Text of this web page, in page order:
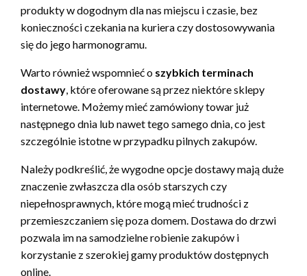
produkty w dogodnym dla nas miejscu i czasie, bez
konieczności czekania na kuriera czy dostosowywania
się do jego harmonogramu.
Warto również wspomnieć o szybkich terminach
dostawy, które oferowane są przez niektóre sklepy
internetowe. Możemy mieć zamówiony towar już
następnego dnia lub nawet tego samego dnia, co jest
szczególnie istotne w przypadku pilnych zakupów.
Należy podkreślić, że wygodne opcje dostawy mają duże
znaczenie zwłaszcza dla osób starszych czy
niepełnosprawnych, które mogą mieć trudności z
przemieszczaniem się poza domem. Dostawa do drzwi
pozwala im na samodzielne robienie zakupów i
korzystanie z szerokiej gamy produktów dostępnych
online.